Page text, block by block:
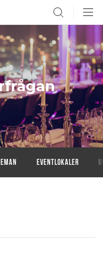
Search
Eventlokaler